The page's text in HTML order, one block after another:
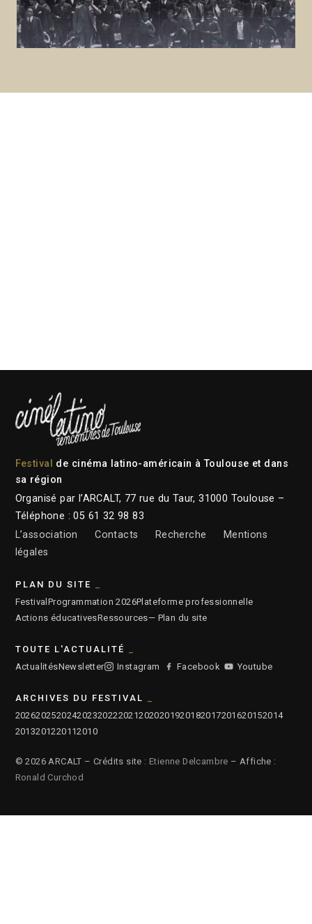
Festival
de cinéma latino-américain à Toulouse et dans
sa région
Organisé par l’ARCALT, 77 rue du Taur, 31000 Toulouse –
Téléphone : 05 61 32 98 83
L’association
Contacts Recherche
Mentions
légales
PLAN DU SITE
Festival Programmation 2026Plateforme professionnelle
Actions éducativesRessources— Plan du site
TOUTE L'ACTUALITÉ
ActualitésNewsletter Instagram Facebook Youtube
ARCHIVES DU FESTIVAL
2026202520242023202220212020201920182017201620152014
2013201220112010
© 2026 ARCALT – Crédits site : Etienne Delcambre – Affiche :
Ronald Curchod